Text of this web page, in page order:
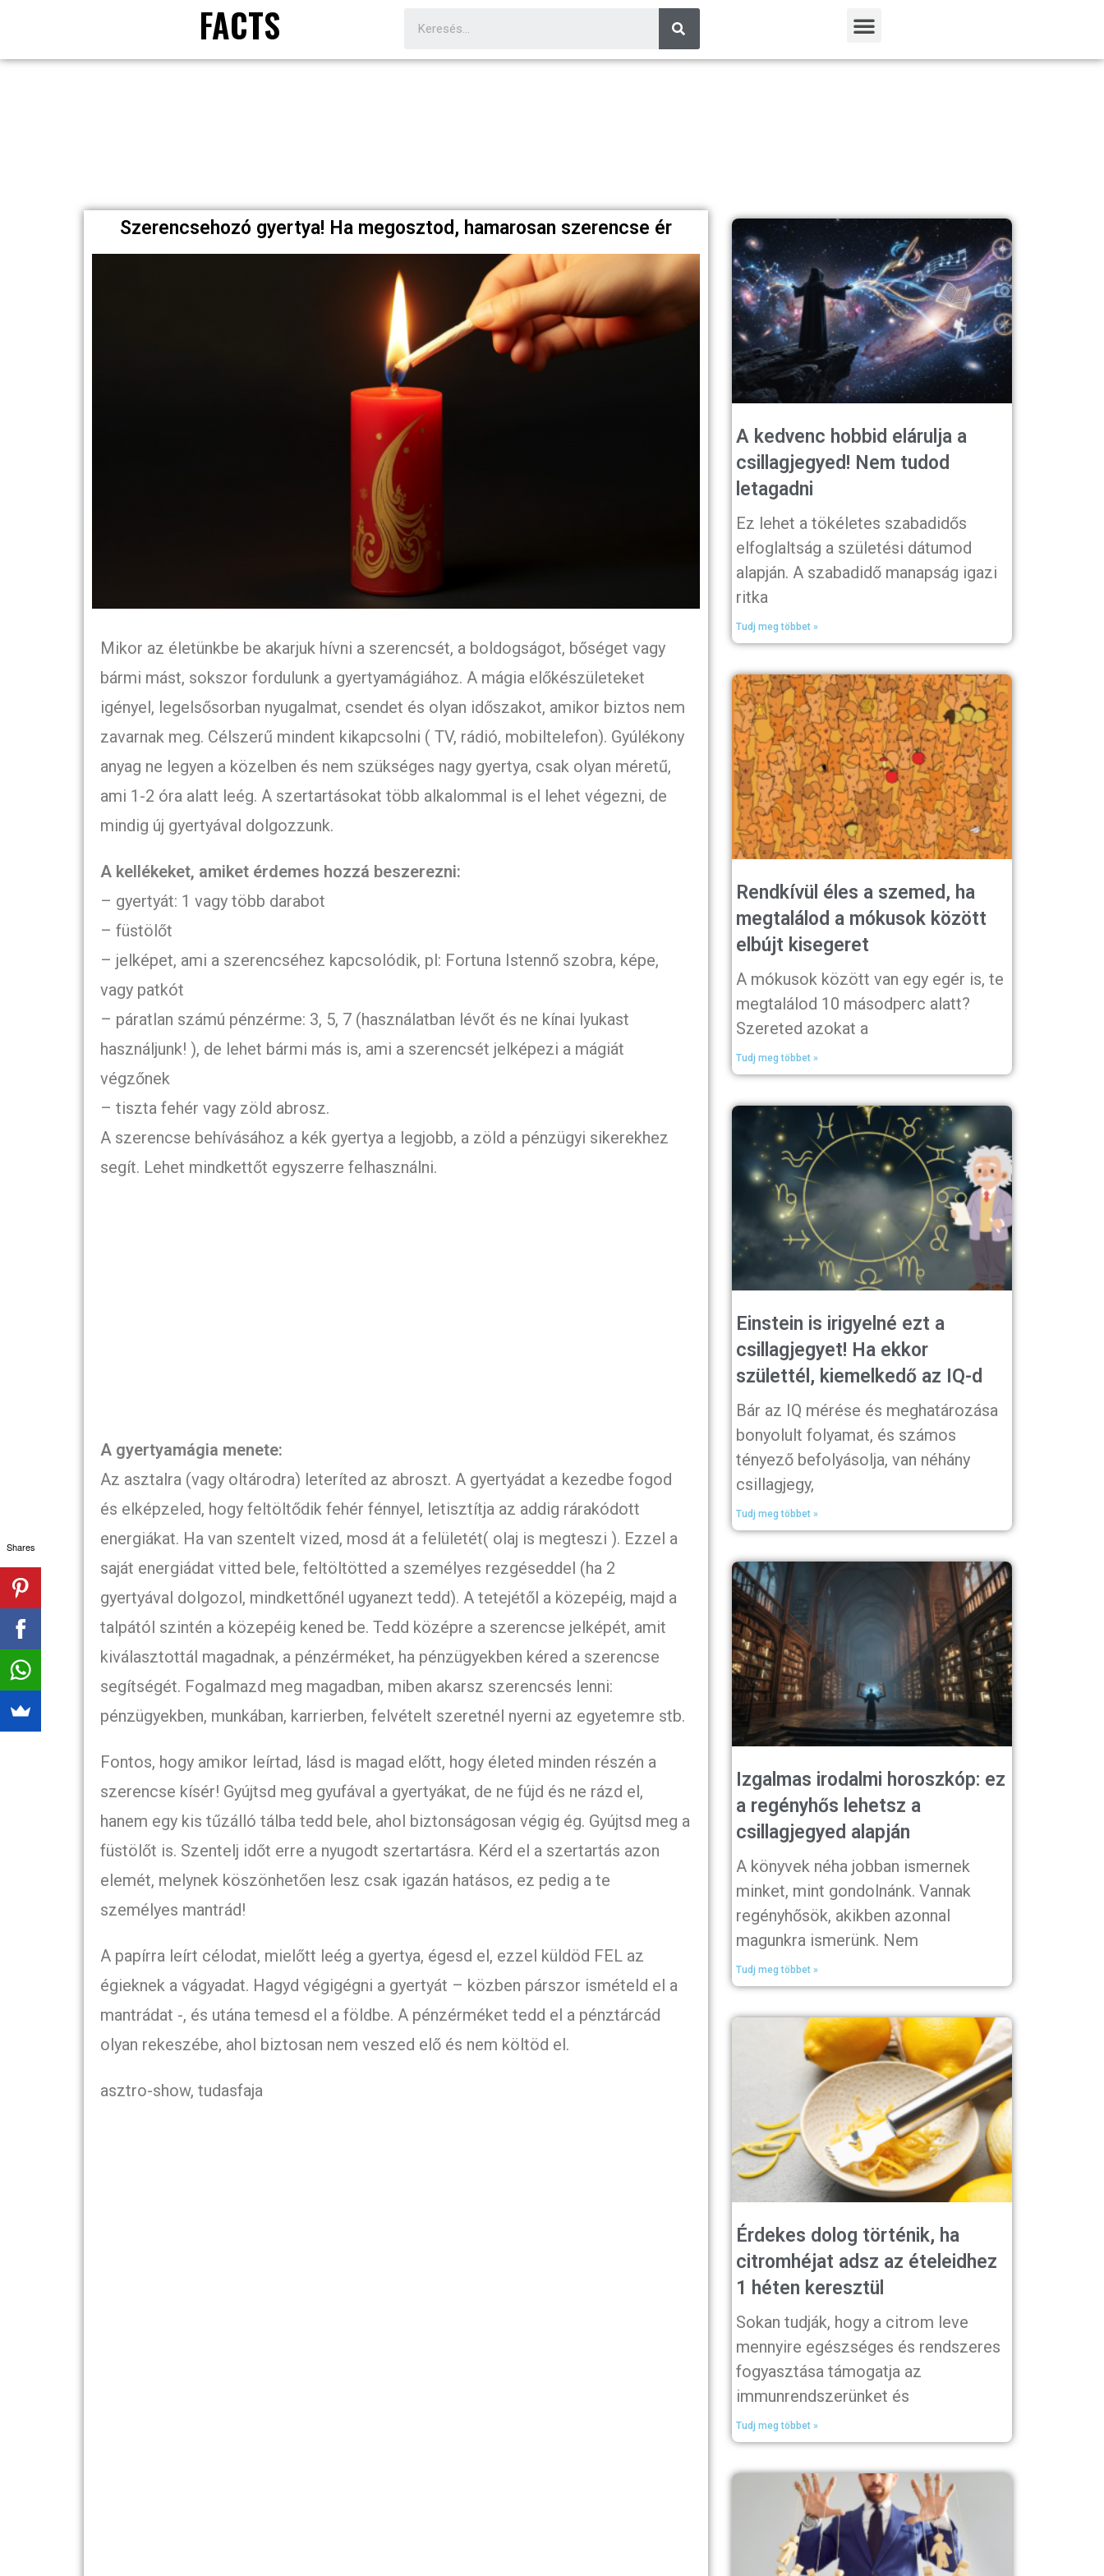
FACTS
Szerencsehozó gyertya! Ha megosztod, hamarosan szerencse ér
Mikor az életünkbe be akarjuk hívni a szerencsét, a boldogságot, bőséget vagy
bármi mást, sokszor fordulunk a gyertyamágiához. A mágia előkészületeket
igényel, legelsősorban nyugalmat, csendet és olyan időszakot, amikor biztos nem
zavarnak meg. Célszerű mindent kikapcsolni ( TV, rádió, mobiltelefon). Gyúlékony
anyag ne legyen a közelben és nem szükséges nagy gyertya, csak olyan méretű,
ami 1-2 óra alatt leég. A szertartásokat több alkalommal is el lehet végezni, de
mindig új gyertyával dolgozzunk.
A kellékeket, amiket érdemes hozzá beszerezni:
– gyertyát: 1 vagy több darabot
– füstölőt
– jelképet, ami a szerencséhez kapcsolódik, pl: Fortuna Istennő szobra, képe,
vagy patkót
– páratlan számú pénzérme: 3, 5, 7 (használatban lévőt és ne kínai lyukast
használjunk! ), de lehet bármi más is, ami a szerencsét jelképezi a mágiát
végzőnek
– tiszta fehér vagy zöld abrosz.
A szerencse behívásához a kék gyertya a legjobb, a zöld a pénzügyi sikerekhez
segít. Lehet mindkettőt egyszerre felhasználni.
A gyertyamágia menete:
Az asztalra (vagy oltárodra) leteríted az abroszt. A gyertyádat a kezedbe fogod
és elképzeled, hogy feltöltődik fehér fénnyel, letisztítja az addig rárakódott
energiákat. Ha van szentelt vized, mosd át a felületét( olaj is megteszi ). Ezzel a
saját energiádat vitted bele, feltöltötted a személyes rezgéseddel (ha 2
gyertyával dolgozol, mindkettőnél ugyanezt tedd). A tetejétől a közepéig, majd a
talpától szintén a közepéig kened be. Tedd középre a szerencse jelképét, amit
kiválasztottál magadnak, a pénzérméket, ha pénzügyekben kéred a szerencse
segítségét. Fogalmazd meg magadban, miben akarsz szerencsés lenni:
pénzügyekben, munkában, karrierben, felvételt szeretnél nyerni az egyetemre stb.
Fontos, hogy amikor leírtad, lásd is magad előtt, hogy életed minden részén a
szerencse kísér! Gyújtsd meg gyufával a gyertyákat, de ne fújd és ne rázd el,
hanem egy kis tűzálló tálba tedd bele, ahol biztonságosan végig ég. Gyújtsd meg a
füstölőt is. Szentelj időt erre a nyugodt szertartásra. Kérd el a szertartás azon
elemét, melynek köszönhetően lesz csak igazán hatásos, ez pedig a te
személyes mantrád!
A papírra leírt célodat, mielőtt leég a gyertya, égesd el, ezzel küldöd FEL az
égieknek a vágyadat. Hagyd végigégni a gyertyát – közben párszor ismételd el a
mantrádat -, és utána temesd el a földbe. A pénzérméket tedd el a pénztárcád
olyan rekeszébe, ahol biztosan nem veszed elő és nem költöd el.
asztro-show, tudasfaja
A kedvenc hobbid elárulja a
csillagjegyed! Nem tudod
letagadni
Ez lehet a tökéletes szabadidős
elfoglaltság a születési dátumod
alapján. A szabadidő manapság igazi
ritka
Tudj meg többet »
Rendkívül éles a szemed, ha
megtalálod a mókusok között
elbújt kisegeret
A mókusok között van egy egér is, te
megtalálod 10 másodperc alatt?
Szereted azokat a
Tudj meg többet »
Einstein is irigyelné ezt a
csillagjegyet! Ha ekkor
születtél, kiemelkedő az IQ-d
Bár az IQ mérése és meghatározása
bonyolult folyamat, és számos
tényező befolyásolja, van néhány
csillagjegy,
Tudj meg többet »
Izgalmas irodalmi horoszkóp: ez
a regényhős lehetsz a
csillagjegyed alapján
A könyvek néha jobban ismernek
minket, mint gondolnánk. Vannak
regényhősök, akikben azonnal
magunkra ismerünk. Nem
Tudj meg többet »
Érdekes dolog történik, ha
citromhéjat adsz az ételeidhez
1 héten keresztül
Sokan tudják, hogy a citrom leve
mennyire egészséges és rendszeres
fogyasztása támogatja az
immunrendszerünket és
Tudj meg többet »
Shares